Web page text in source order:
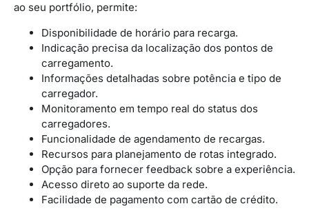
ao seu portfólio, permite:
Disponibilidade de horário para recarga.
Indicação precisa da localização dos pontos de
carregamento.
Informações detalhadas sobre potência e tipo de
carregador.
Monitoramento em tempo real do status dos
carregadores.
Funcionalidade de agendamento de recargas.
Recursos para planejamento de rotas integrado.
Opção para fornecer feedback sobre a experiência.
Acesso direto ao suporte da rede.
Facilidade de pagamento com cartão de crédito.